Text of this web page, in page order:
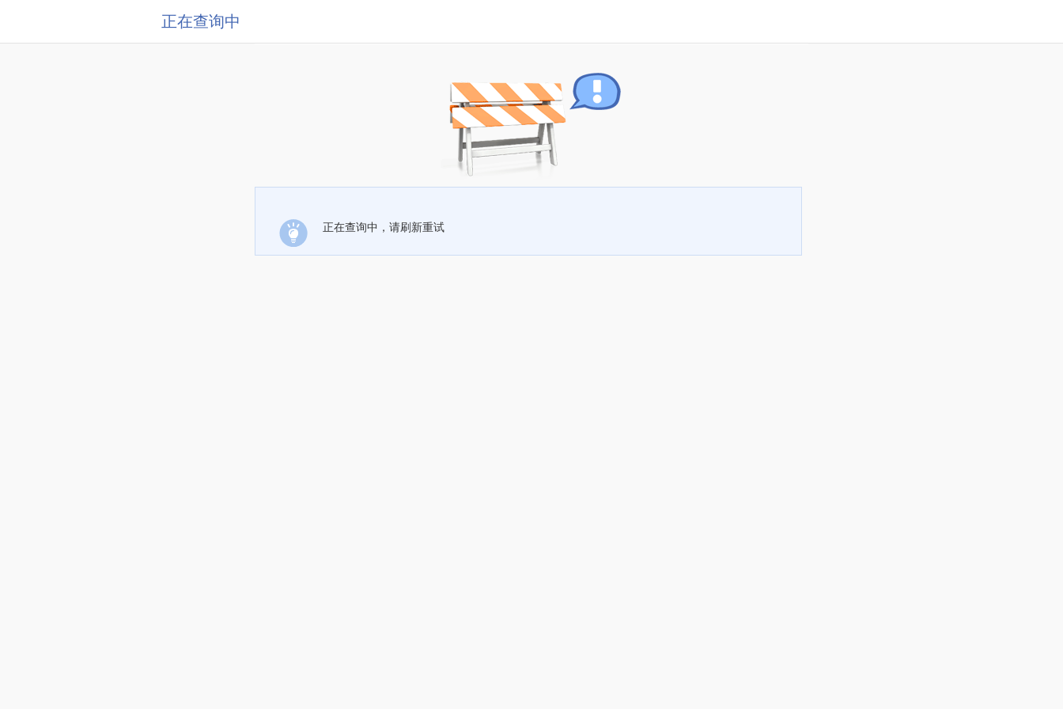
正在查询中
正在查询中，请刷新重试